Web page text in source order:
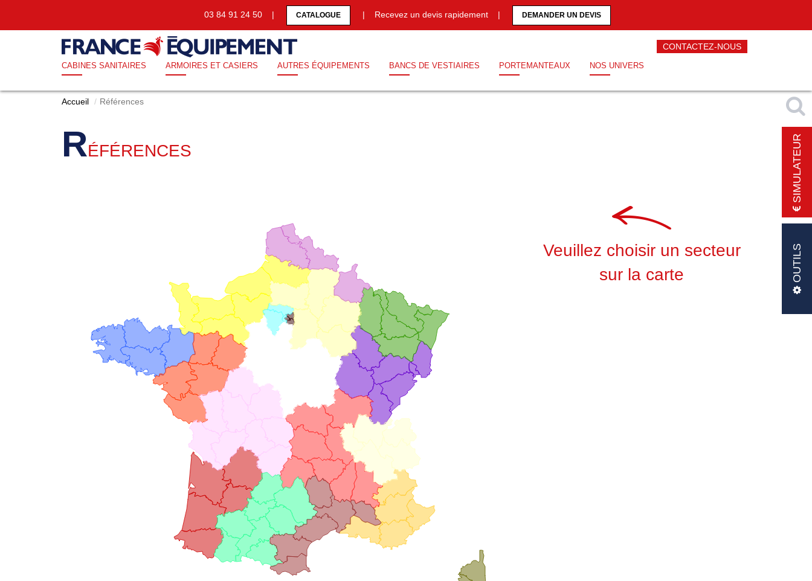
03 84 91 24 50 | CATALOGUE | Recevez un devis rapidement | DEMANDER UN DEVIS
CONTACTEZ-NOUS
CABINES SANITAIRES ARMOIRES ET CASIERS AUTRES ÉQUIPEMENTS BANCS DE VESTIAIRES PORTEMANTEAUX NOS UNIVERS
Accueil Références
RÉFÉRENCES
Veuillez choisir un secteur
sur la carte
SIMULATEUR
OUTILS